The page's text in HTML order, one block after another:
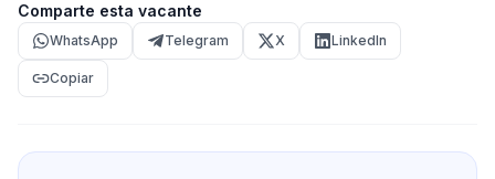
Comparte esta vacante
WhatsApp Telegram X LinkedIn
Copiar